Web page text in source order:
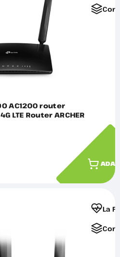
AC1200 router
LTE Router ARCHER
La